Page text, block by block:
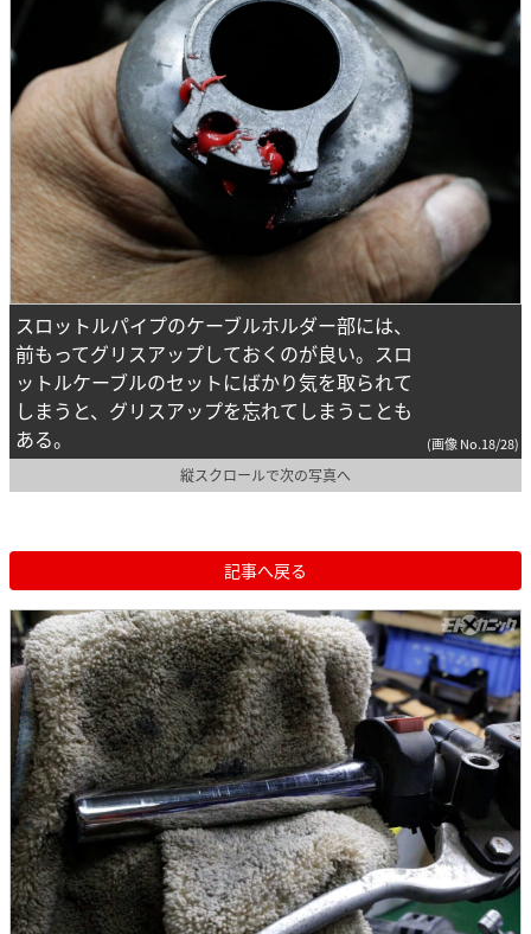
スロットルパイプのケーブルホルダー部には、
前もってグリスアップしておくのが良い。スロ
ットルケーブルのセットにばかり気を取られて
しまうと、グリスアップを忘れてしまうことも
ある。
(画像 No.18/28)
縦スクロールで次の写真へ
記事へ戻る